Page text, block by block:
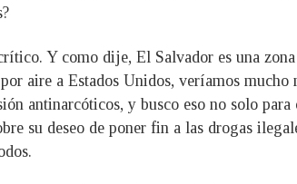
Y como dije, El Salvador es una
aire a Estados Unidos, veríamos
antinarcóticos, y busco eso no solo
su deseo de poner fin a las drogas